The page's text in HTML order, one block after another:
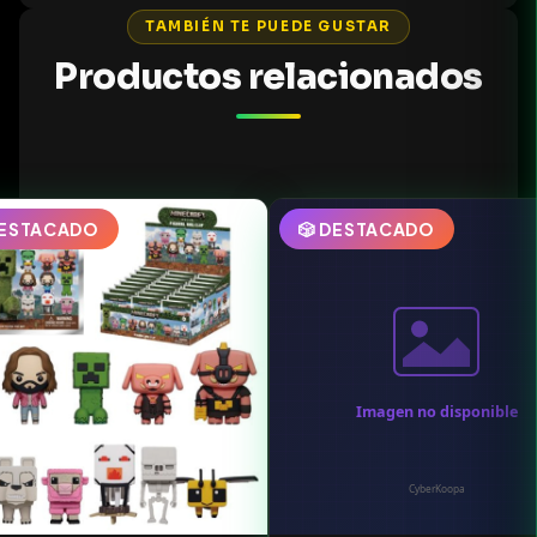
TAMBIÉN TE PUEDE GUSTAR
Productos relacionados
🎲 DESTACADO